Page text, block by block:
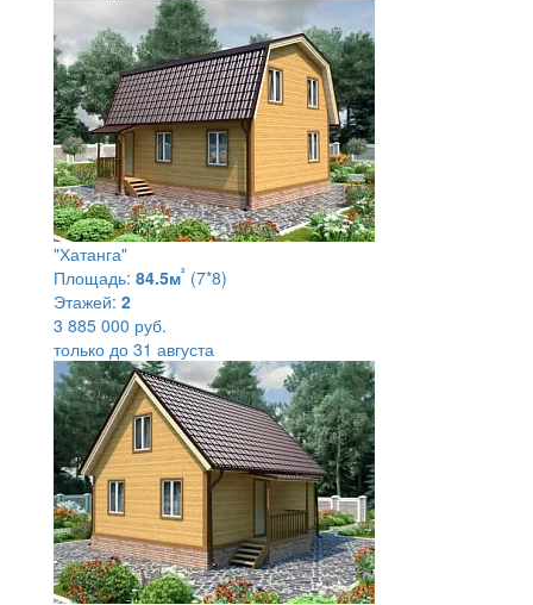
"Хатанга"
Площадь: 84.5м² (7*8)
Этажей: 2
3 885 000 руб.
только до 31 августа